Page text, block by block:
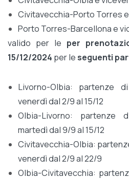
Civitavecchia-Porto Torres
Porto Torres-Barcellona e
valido per le per
15/12/2024 per leseguenti
Livorno-Olbia: partenze
venerdì dal 2/9 al 15/12
Olbia-Livorno: partenze
martedì dal 9/9 al 15/12
Civitavecchia-Olbia:
venerdì dal 2/9 al 22/9
Olbia-Civitavecchia: